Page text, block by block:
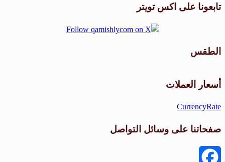
تابعونا على اكس تويتر
الطقس
أسعار العملات
CurrencyRate
صفحاتنا على وسائل التواصل